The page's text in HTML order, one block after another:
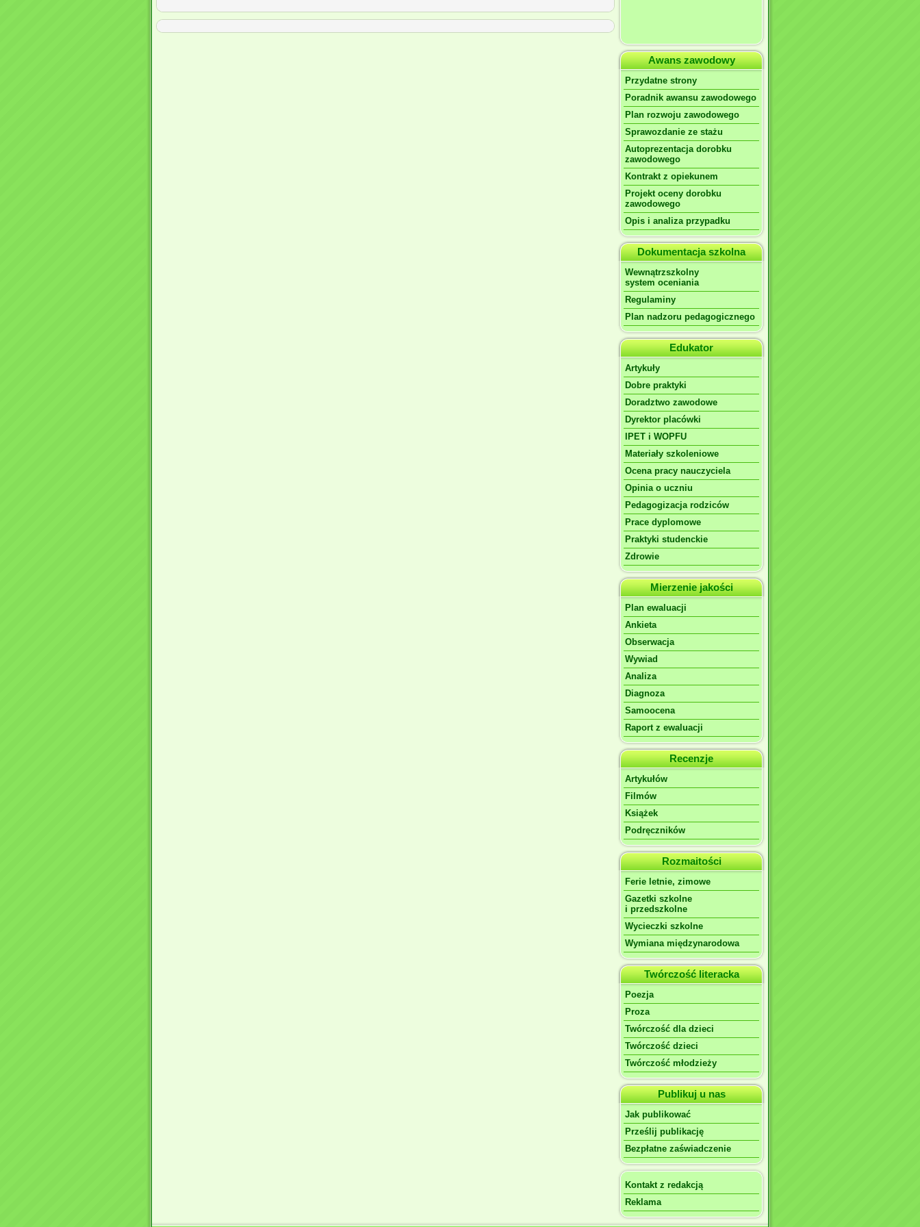
Awans zawodowy
Przydatne strony
Poradnik awansu zawodowego
Plan rozwoju zawodowego
Sprawozdanie ze stażu
Autoprezentacja dorobku
zawodowego
Kontrakt z opiekunem
Projekt oceny dorobku
zawodowego
Opis i analiza przypadku
Dokumentacja szkolna
Wewnątrzszkolny
system oceniania
Regulaminy
Plan nadzoru pedagogicznego
Edukator
Artykuły
Dobre praktyki
Doradztwo zawodowe
Dyrektor placówki
IPET i WOPFU
Materiały szkoleniowe
Ocena pracy nauczyciela
Opinia o uczniu
Pedagogizacja rodziców
Prace dyplomowe
Praktyki studenckie
Zdrowie
Mierzenie jakości
Plan ewaluacji
Ankieta
Obserwacja
Wywiad
Analiza
Diagnoza
Samoocena
Raport z ewaluacji
Recenzje
Artykułów
Filmów
Książek
Podręczników
Rozmaitości
Ferie letnie, zimowe
Gazetki szkolne
i przedszkolne
Wycieczki szkolne
Wymiana międzynarodowa
Twórczość literacka
Poezja
Proza
Twórczość dla dzieci
Twórczość dzieci
Twórczość młodzieży
Publikuj u nas
Jak publikować
Prześlij publikację
Bezpłatne zaświadczenie
Kontakt z redakcją
Reklama